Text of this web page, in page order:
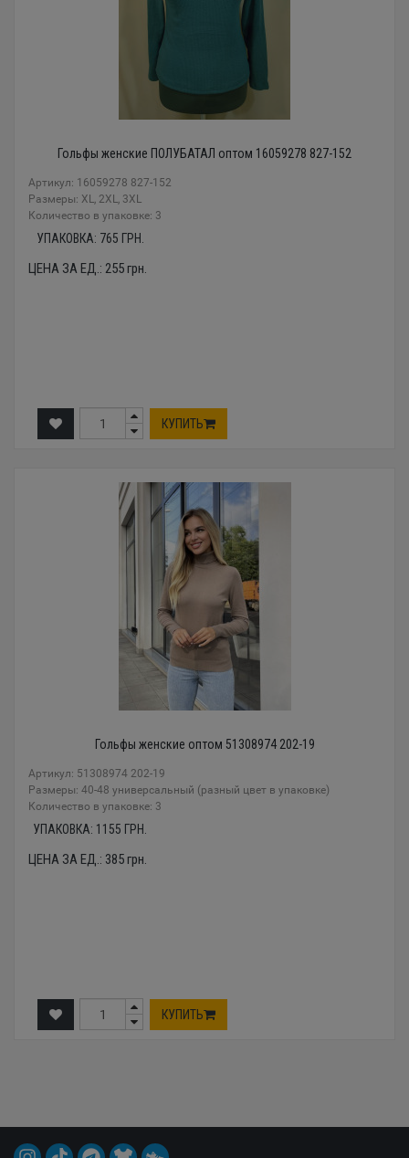
Гольфы женские ПОЛУБАТАЛ оптом 16059278 827-152
Артикул: 16059278 827-152
Размеры: XL, 2XL, 3XL
Количество в упаковке: 3
УПАКОВКА: 765 ГРН.
ЦЕНА ЗА ЕД.: 255грн.
КУПИТЬ
Гольфы женские оптом 51308974 202-19
Артикул: 51308974 202-19
Размеры: 40-48 универсальный (разный цвет в упаковке)
Количество в упаковке: 3
УПАКОВКА: 1155 ГРН.
ЦЕНА ЗА ЕД.: 385грн.
КУПИТЬ